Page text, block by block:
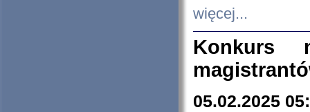
więcej...
Konkurs
05.02.2025